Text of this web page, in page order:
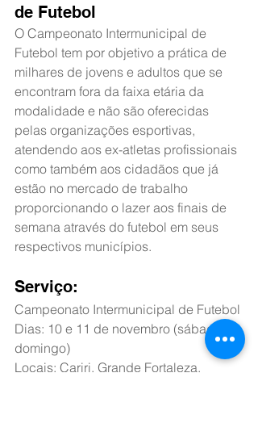
de Futebol
O Campeonato Intermunicipal de
Futebol tem por objetivo a prática de
milhares de jovens e adultos que se
encontram fora da faixa etária da
modalidade e não são oferecidas
pelas organizações esportivas,
atendendo aos ex-atletas profissionais
como também aos cidadãos que já
estão no mercado de trabalho
proporcionando o lazer aos finais de
semana através do futebol em seus
respectivos municípios.
Serviço:
Campeonato Intermunicipal de Futebol
Dias: 10 e 11 de novembro (sábado e
domingo)
Locais: Cariri, Grande Fortaleza,